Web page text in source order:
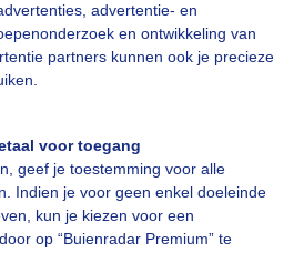
advertentie- en
en ontwikkeling van
partners kunnen ook je precieze
voor toegang
geef je toestemming voor alle
Indien je voor geen enkel doeleinde
kun je kiezen voor een
op “Buienradar Premium” te